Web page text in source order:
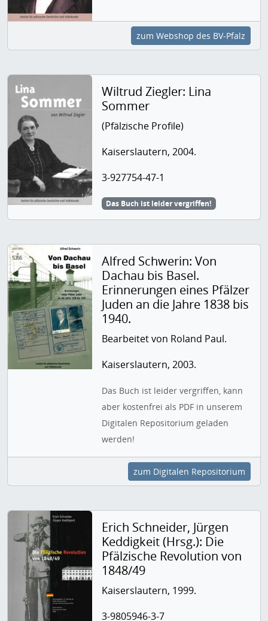
zum Webshop des BV-Pfalz
Wiltrud Ziegler: Lina
Sommer
(Pfälzische Profile)
Kaiserslautern, 2004.
3-927754-47-1
Das Buch ist leider vergriffen!
Alfred Schwerin: Von
Dachau bis Basel.
Erinnerungen eines Pfälzer
Juden an die Jahre 1838 bis
1940.
Bearbeitet von Roland Paul.
Kaiserslautern, 2003.
Das Buch ist leider vergriffen, kann
aber kostenfrei als PDF in unserem
Digitalen Repositorium geladen
werden!
zum Digitalen Repositorium
Erich Schneider, Jürgen
Keddigkeit (Hrsg.): Die
Pfälzische Revolution von
1848/49
Kaiserslautern, 1999.
3-9805946-3-7